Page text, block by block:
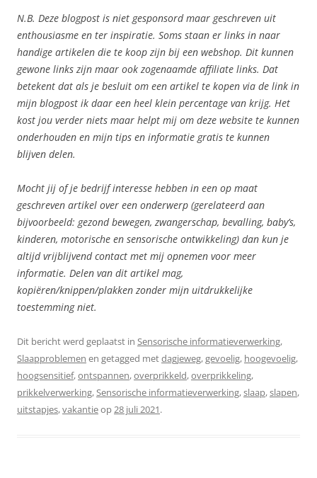
N.B. Deze blogpost is niet gesponsord maar geschreven uit
enthousiasme en ter inspiratie. Soms staan er links in naar
handige artikelen die te koop zijn bij een webshop. Dit kunnen
gewone links zijn maar ook zogenaamde affiliate links. Dat
betekent dat als je besluit om een artikel te kopen via de link in
mijn blogpost ik daar een heel klein percentage van krijg. Het
kost jou verder niets maar helpt mij om deze website te kunnen
onderhouden en mijn tips en informatie gratis te kunnen
blijven delen.
Mocht jij of je bedrijf interesse hebben in een op maat
geschreven artikel over een onderwerp (gerelateerd aan
bijvoorbeeld: gezond bewegen, zwangerschap, bevalling, baby’s,
kinderen, motorische en sensorische ontwikkeling) dan kun je
altijd vrijblijvend contact met mij opnemen voor meer
informatie. Delen van dit artikel mag,
kopiëren/knippen/plakken zonder mijn uitdrukkelijke
toestemming niet.
Dit bericht werd geplaatst in Sensorische informatieverwerking,
Slaapproblemen en getagged metdagjeweg,gevoelig, hoogevoelig,
hoogsensitief,ontspannen,overprikkeld,overprikkeling,
prikkelverwerking,Sensorische informatieverwerking,slaap,slapen,
uitstapjes,vakantieop28 juli 2021.